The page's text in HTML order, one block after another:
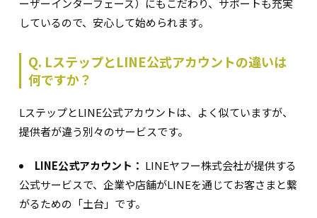
ーザーインターフェース）にもこだわり、サポートも充実
しているので、安心して始められます。
Q. LステップとLINE公式アカウントの違いは
何ですか？
LステップとLINE公式アカウントは、よく似ていますが、
提供者が違う別々のサービスです。
LINE公式アカウント： LINEヤフー株式会社が提供する
公式サービスで、企業や店舗がLINEを通じてお客さまと繋
がるための「土台」です。